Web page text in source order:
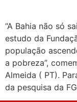
“A Bahia não só
estudo da
população
a pobreza”,
Almeida ( PT).
da pesquisa da